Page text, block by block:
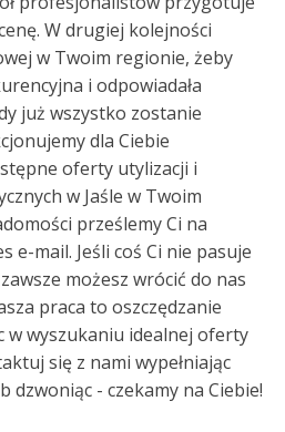
W drugiej kolejności
w Twoim regionie, żeby
i odpowiadała
już wszystko zostanie
dla Ciebie
oferty utylizacji i
w Jaśle w Twoim
prześlemy Ci na
e-mail. Jeśli coś Ci nie pasuje
możesz wrócić do nas
praca to oszczędzanie
w wyszukaniu idealnej oferty
się z nami wypełniając
dzwoniąc - czekamy na Ciebie!